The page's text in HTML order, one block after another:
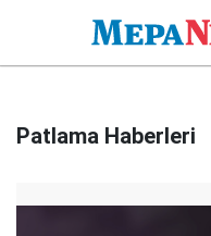
Patlama Haberleri